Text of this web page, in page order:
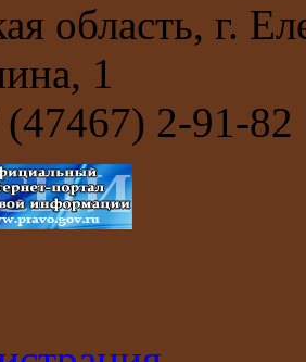
область, г.
1
(47467) 2-91-82